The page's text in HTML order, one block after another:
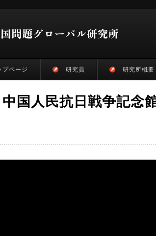
プページ 研究員 研究所概要
中国人民抗日戦争記念